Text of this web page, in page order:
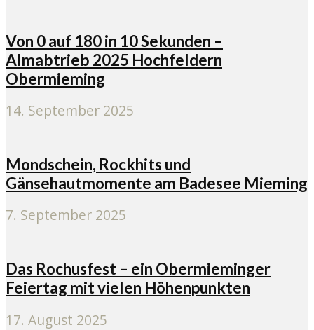
Von 0 auf 180 in 10 Sekunden –
Almabtrieb 2025 Hochfeldern
Obermieming
14. September 2025
Mondschein, Rockhits und
Gänsehautmomente am Badesee Mieming
7. September 2025
Das Rochusfest – ein Obermieminger
Feiertag mit vielen Höhenpunkten
17. August 2025